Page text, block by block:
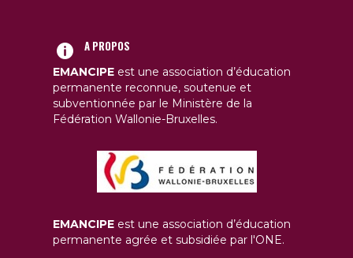
A PROPOS
EMANCIPE est une association d’éducation
permanente reconnue, soutenue et
subventionnée par le Ministère de la
Fédération Wallonie-Bruxelles.
EMANCIPE est une association d’éducation
permanente agrée et subsidiée par l'ONE.